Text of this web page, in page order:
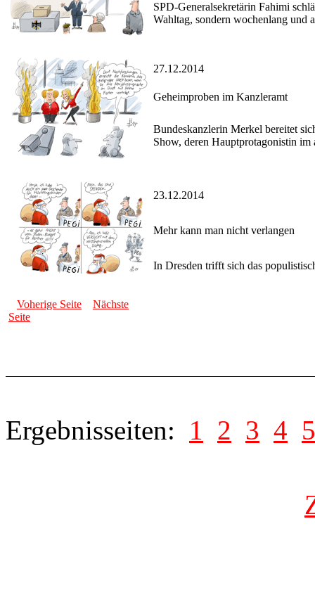
SPD-Generalsekretärin Fahimi
Wahltag, sondern wochenlang und
27.12.2014
Geheimproben im Kanzleramt
Bundeskanzlerin Merkel bereitet
Show, deren Hauptprotagonistin im
23.12.2014
Mehr kann man nicht verlangen
In Dresden trifft sich das
Voherige Seite
Nächste
Seite
Ergebnisseiten: 1 2 3 4 5